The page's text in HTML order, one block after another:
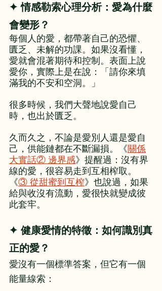
✦ 情感勒索心理分析：愛為什麼
會變形？
每個人的愛，都帶著自己的恐懼、
匱乏、未解的功課。如果沒看懂，
愛就會混著期待和控制。表面上說
愛你，實際上是在說：「請你來填
滿我的不安和空洞。」
很多時候，我們大聲地說愛自己
時，也出於匱乏。
久而久之，不論是愛別人還是愛自
己，供能鏈都在不斷漏損。《關係
大實話② 邊界感》提醒過：沒有界
線的愛，很容易走到互相榨取。
《③ 從甜蜜到互榨》也說過，如果
給與收沒有流動，愛很快就變成彼
此套牢。
✦ 健康愛情的特徵：如何識別真
正的愛？
愛沒有一個標準答案，但它有一個
能量線索：